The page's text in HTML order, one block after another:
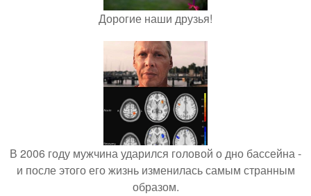
Дорогие наши друзья!
В 2006 году мужчина ударился головой о дно бассейна -
и после этого его жизнь изменилась самым странным
образом.